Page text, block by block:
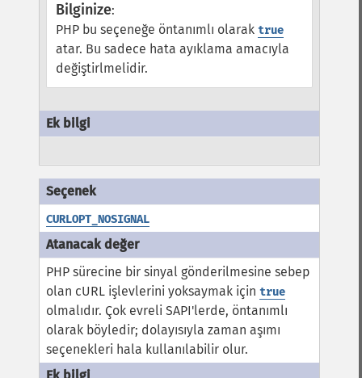
Bilginize:
PHP bu seçeneğe öntanımlı olarak true
atar. Bu sadece hata ayıklama amacıyla
değiştirlmelidir.
CURLOPT_NOSIGNAL
PHP sürecine bir sinyal gönderilmesine sebep
olan cURL işlevlerini yoksaymak için true
olmalıdır. Çok evreli SAPI'lerde, öntanımlı
olarak böyledir; dolayısıyla zaman aşımı
seçenekleri hala kullanılabilir olur.